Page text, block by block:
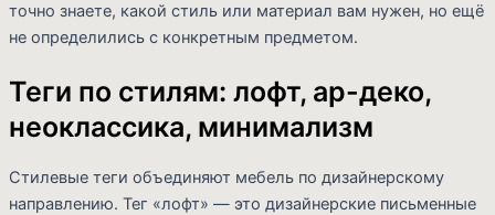
точно знаете, какой стиль или материал вам нужен, но ещё
не определились с конкретным предметом.
Теги по стилям: лофт, ар-деко,
неоклассика, минимализм
Стилевые теги объединяют мебель по дизайнерскому
направлению. Тег «лофт» — это дизайнерские письменные